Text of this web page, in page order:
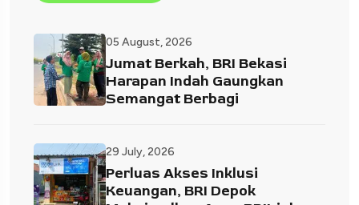
05 August, 2026
Jumat Berkah, BRI Bekasi
Harapan Indah Gaungkan
Semangat Berbagi
29 July, 2026
Perluas Akses Inklusi
Keuangan, BRI Depok